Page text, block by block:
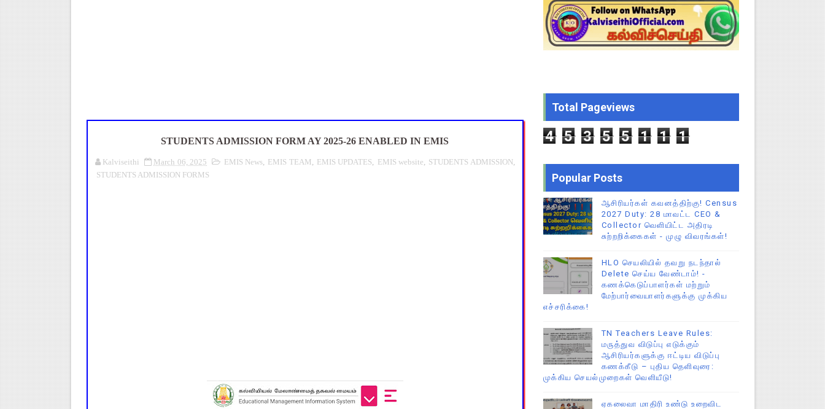
Census 2027: ஆசிரியர்களுக்கு அரை நாள் சுழற்சி முறையில் அனுமதி - திருப்பத்தூர் CEO முக்கிய சுற்றறிக்கை!
TET வழக்கு: மதுரை உயர்நீதிமன்றக் கிளை முக்கிய உத்தரவு! 8 வாரங்களில் முடிவெடுக்க அரசுக்கு ஆணையிடு!
STUDENTS ADMISSION FORM AY 2025-26 ENABLED IN EMIS
Kalviseithi March 06, 2025 EMIS News, EMIS TEAM, EMIS UPDATES, EMIS website, STUDENTS ADMISSION,
STUDENTS ADMISSION FORMS
Total Pageviews
4 5 3 5 5 1 1 1
Popular Posts
ஆசிரியர்கள் கவனத்திற்கு! Census
2027 Duty: 28 மாவட்ட CEO &
Collector வெளியிட்ட அதிரடி
சுற்றறிக்கைகள் - முழு விவரங்கள்!
HLO செயலியில் தவறு நடந்தால்
Delete செய்ய வேண்டாம்! -
கணக்கெடுப்பாளர்கள் மற்றும்
மேற்பார்வையாளர்களுக்கு முக்கிய
எச்சரிக்கை!
TN Teachers Leave Rules:
மருத்துவ விடுப்பு எடுக்கும்
ஆசிரியர்களுக்கு ஈட்டிய விடுப்பு
கணக்கீடு – புதிய தெளிவுரை:
முக்கிய செயல்முறைகள் வெளியீடு!
ஏகலைவா மாதிரி உண்டு உறைவிட